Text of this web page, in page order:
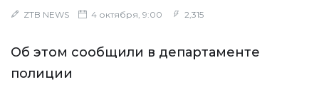
ZTB NEWS 4 октября, 9:00 2,315
Об этом сообщили в департаменте
полиции